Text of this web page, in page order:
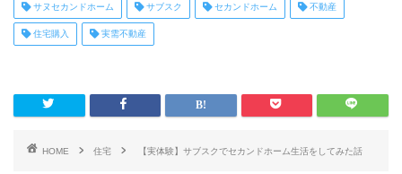
サヌセカンドホーム サブスク セカンドホーム 不動産
住宅購入 実需不動産
HOME 住宅 【実体験】サブスクでセカンドホーム生活をしてみた話